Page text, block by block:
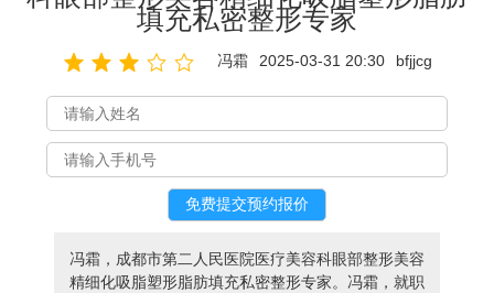
填充私密整形专家
冯霜 2025-03-31 20:30 bfjjcg
冯霜，成都市第二人民医院医疗美容科眼部整形美容
精细化吸脂塑形脂肪填充私密整形专家。冯霜，就职